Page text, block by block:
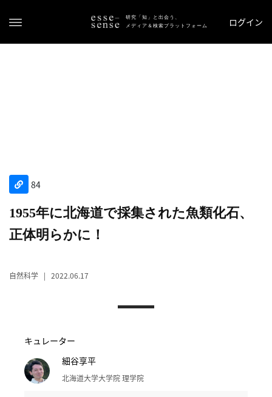
研究「知」と出会う、
メディア＆検索プラットフォーム
ログイン
ス
テ
ス
へ
一
覧
へ
84
1955年に北海道で採集された魚類化石、
正体明らかに！
自然科学 | 2022.06.17
キュレーター
細谷享平
北海道大学大学院 理学院